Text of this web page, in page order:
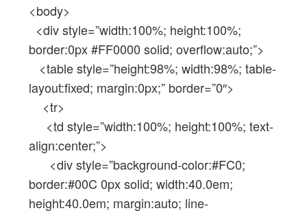
<body>
<div style=”width:100%; height:100%;
border:0px #FF0000 solid; overflow:auto;”>
<table style=”height:98%; width:98%; table-
layout:fixed; margin:0px;” border=”0″>
<tr>
<td style=”width:100%; height:100%; text-
align:center;”>
<div style=”background-color:#FC0;
border:#00C 0px solid; width:40.0em;
height:40.0em; margin:auto; line-